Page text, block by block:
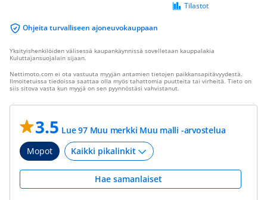
Ohjeita turvalliseen ajoneuvokauppaan
Tilastot
Yksityishenkilöiden välisessä kaupankäynnissä sovelletaan kauppalakia
Kuluttajansuojalain sijaan.
Nettimoto.com ei ota vastuuta myyjän antamien tietojen paikkansapitävyydestä.
Ilmoitetuissa tiedoissa saattaa olla myös tahattomia puutteita tai virheitä. Tieto on
siis sitova vasta kun myyjä on sen pyynnöstäsi vahvistanut.
3.5 Lue 97 Muu merkki Muu malli -arvostelua
Mopot
Hae samanlaiset